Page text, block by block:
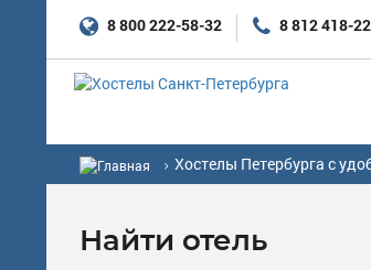
8 800 222-58-32 8 812 418-
Хостелы Петербурга с
Найти отель